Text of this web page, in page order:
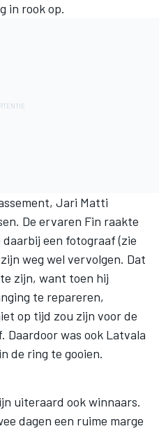
in rook op.
Jari Matti
De ervaren Fin raakte
daarbij een fotograaf (zie
weg wel vervolgen. Dat
zijn, want toen hij
te repareren,
op tijd zou zijn voor de
Daardoor was ook Latvala
de ring te gooien.
uiteraard ook winnaars.
dagen een ruime marge